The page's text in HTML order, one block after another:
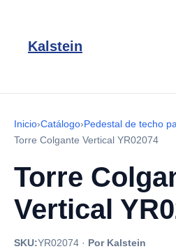
Kalstein
Inicio›Catálogo›Pedestal de techo
Torre Colgante Vertical YR02074
Torre
Vertical
SKU:YR02074 · Por Kalstein